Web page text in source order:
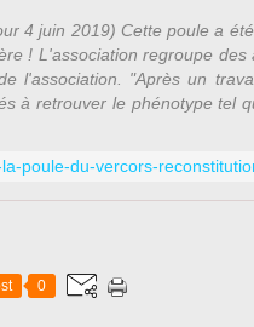
4 juin 2019) Cette poule a
! L'association regroupe des
l'association. "Après un
à retrouver le phénotype tel
poule-du-vercors-
0